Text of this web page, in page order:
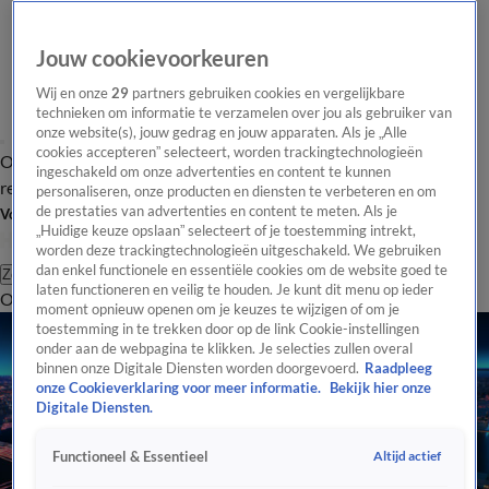
Overzicht Laatste nieuws Regionieuws Het beste van Hart
Tip de
redactie
Volg Hart van Nederland
Zoeken
OverzichtRegioUitzendingenWeerTip de redactiePanelVideo's
Jouw cookievoorkeuren
Wij en onze29 partners gebruiken cookies en vergelijkbare
technieken om informatie te verzamelen over jou als gebruiker van
onze website(s), jouw gedrag en jouw apparaten. Als je „Alle
cookies accepteren” selecteert, worden trackingtechnologieën
ingeschakeld om onze advertenties en content te kunnen
personaliseren, onze producten en diensten te verbeteren en om
de prestaties van advertenties en content te meten. Als je
„Huidige keuze opslaan” selecteert of je toestemming intrekt,
worden deze trackingtechnologieën uitgeschakeld. We gebruiken
dan enkel functionele en essentiële cookies om de website goed te
laten functioneren en veilig te houden. Je kunt dit menu op ieder
moment opnieuw openen om je keuzes te wijzigen of om je
toestemming in te trekken door op de link Cookie-instellingen
onder aan de webpagina te klikken. Je selecties zullen overal
binnen onze Digitale Diensten worden doorgevoerd. Raadpleeg
onze Cookieverklaring voor meer informatie.
Bekijk hier onze
Digitale Diensten.
Functioneel & Essentieel Altijd actief